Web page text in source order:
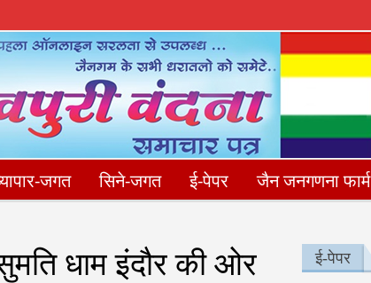
जगत सिने-जगत ई-पेपर जैन जनगणना फार्म
धाम इंदौर की ओर
ई-पेपर